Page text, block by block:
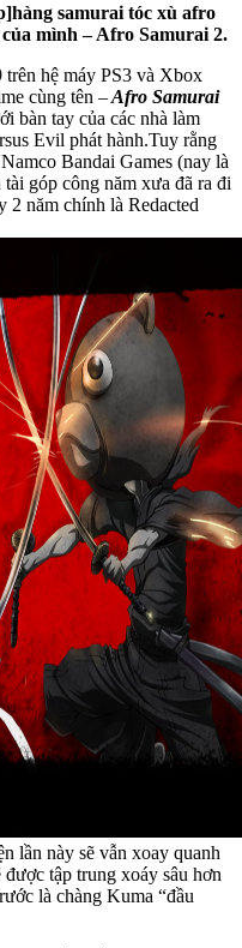
samurai tóc xù afro
mình – Afro Samurai 2.
trên hệ máy PS3 và Xbox
cùng tên –Afro Samurai
bàn tay của các nhà làm
Evil phát hành.Tuy rằng
Bandai Games (nay là
góp công năm xưa đã ra đi
2 năm chính là Redacted
lần này sẽ vẫn xoay quanh
tập trung xoáy sâu hơn
là chàng Kuma “đầu